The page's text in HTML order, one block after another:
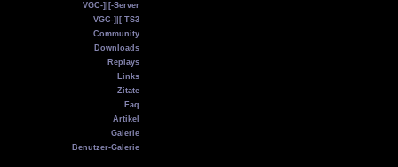
VGC-]|[-Server
VGC-]|[-TS3
Community
Downloads
Replays
Links
Zitate
Faq
Artikel
Galerie
Benutzer-Galerie